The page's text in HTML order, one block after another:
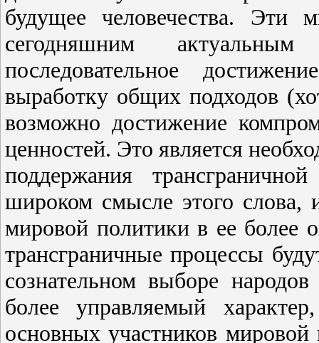
будущее человечества.
сегодняшним
последовательное
выработку общих подходов
возможно достижение
ценностей. Это является
поддержания
широком смысле этого слова,
мировой политики в ее более
трансграничные процессы
сознательном выборе
более управляемый
основных участников